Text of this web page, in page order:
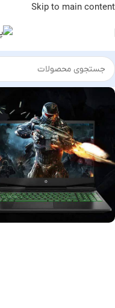
Skip to main content